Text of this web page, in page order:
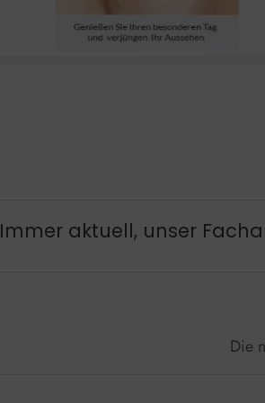
Immer aktuell, unser
Die